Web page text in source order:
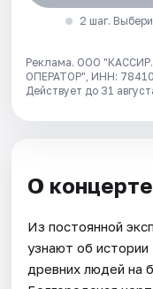
2 шаг.
Реклама. ООО
ОПЕРАТОР", ИНН:
Действует до 31
О концерте
Из постоянной
узнают об
древних людей на